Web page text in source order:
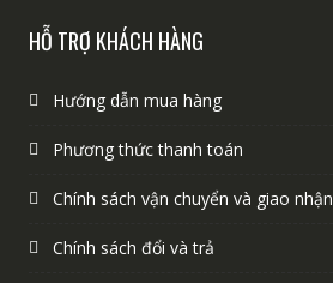
HỖ TRỢ KHÁCH HÀNG
Hướng dẫn mua hàng
Phương thức thanh toán
Chính sách vận chuyển và giao nhận
Chính sách đổi và trả